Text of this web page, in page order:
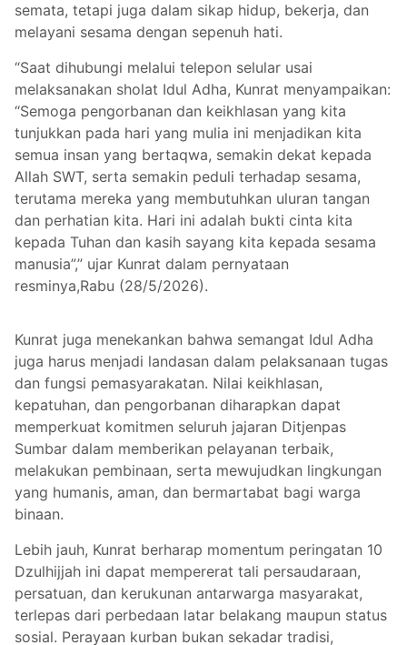
semata, tetapi juga dalam sikap hidup, bekerja, dan
melayani sesama dengan sepenuh hati.
“Saat dihubungi melalui telepon selular usai
melaksanakan sholat Idul Adha, Kunrat menyampaikan:
“Semoga pengorbanan dan keikhlasan yang kita
tunjukkan pada hari yang mulia ini menjadikan kita
semua insan yang bertaqwa, semakin dekat kepada
Allah SWT, serta semakin peduli terhadap sesama,
terutama mereka yang membutuhkan uluran tangan
dan perhatian kita. Hari ini adalah bukti cinta kita
kepada Tuhan dan kasih sayang kita kepada sesama
manusia”,” ujar Kunrat dalam pernyataan
resminya,Rabu (28/5/2026).
Kunrat juga menekankan bahwa semangat Idul Adha
juga harus menjadi landasan dalam pelaksanaan tugas
dan fungsi pemasyarakatan. Nilai keikhlasan,
kepatuhan, dan pengorbanan diharapkan dapat
memperkuat komitmen seluruh jajaran Ditjenpas
Sumbar dalam memberikan pelayanan terbaik,
melakukan pembinaan, serta mewujudkan lingkungan
yang humanis, aman, dan bermartabat bagi warga
binaan.
Lebih jauh, Kunrat berharap momentum peringatan 10
Dzulhijjah ini dapat mempererat tali persaudaraan,
persatuan, dan kerukunan antarwarga masyarakat,
terlepas dari perbedaan latar belakang maupun status
sosial. Perayaan kurban bukan sekadar tradisi,